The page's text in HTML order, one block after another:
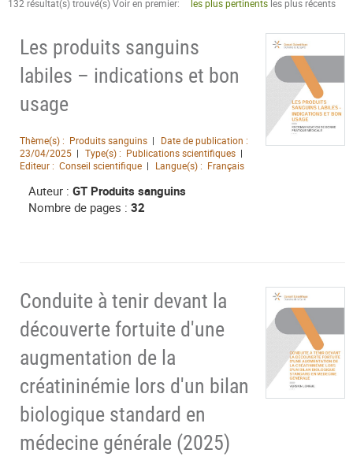
132 résultat(s) trouvé(s)Voir en premier: les plus pertinents les plus récents
Les produits sanguins
labiles – indications et bon
usage
Thème(s) : Produits sanguins
Date de publication :
23/04/2025
Type(s) : Publications scientifiques
Editeur : Conseil scientifique Langue(s) : Français
Auteur : GT Produits sanguins
Nombre de pages : 32
Conduite à tenir devant la
découverte fortuite d'une
augmentation de la
créatininémie lors d'un bilan
biologique standard en
médecine générale (2025)